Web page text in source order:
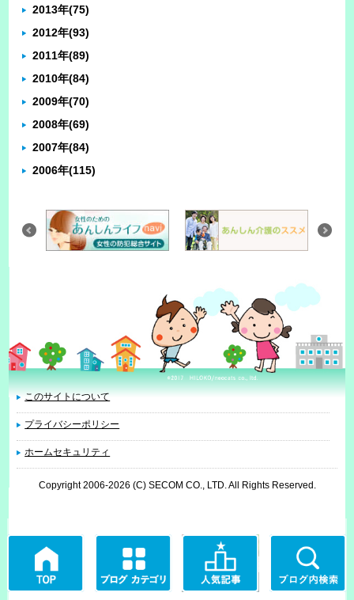
2013年(75)
2012年(93)
2011年(89)
2010年(84)
2009年(70)
2008年(69)
2007年(84)
2006年(115)
このサイトについて
プライバシーポリシー
ホームセキュリティ
Copyright 2006-2026 (C) SECOM CO., LTD. All Rights Reserved.